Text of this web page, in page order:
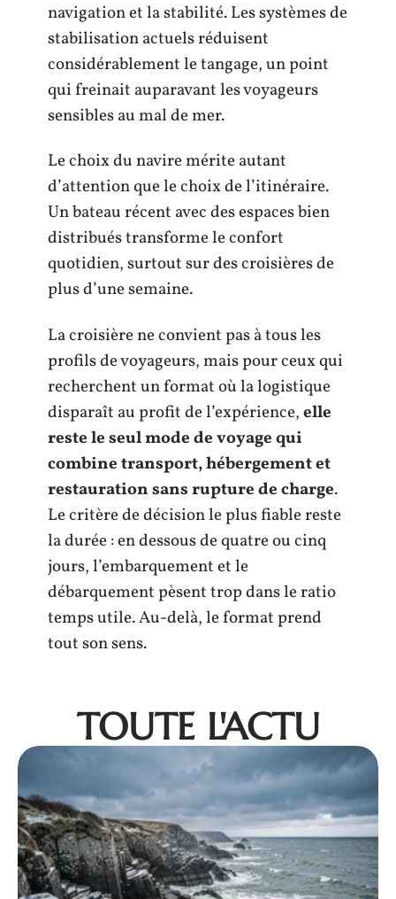
navigation et la stabilité. Les systèmes de
stabilisation actuels réduisent
considérablement le tangage, un point
qui freinait auparavant les voyageurs
sensibles au mal de mer.
Le choix du navire mérite autant
d’attention que le choix de l’itinéraire.
Un bateau récent avec des espaces bien
distribués transforme le confort
quotidien, surtout sur des croisières de
plus d’une semaine.
La croisière ne convient pas à tous les
profils de voyageurs, mais pour ceux qui
recherchent un format où la logistique
disparaît au profit de l’expérience,elle
reste le seul mode de voyage qui
combine transport, hébergement et
restauration sans rupture de charge.
Le critère de décision le plus fiable reste
la durée : en dessous de quatre ou cinq
jours, l’embarquement et le
débarquement pèsent trop dans le ratio
temps utile. Au-delà, le format prend
tout son sens.
TOUTE L'ACTU